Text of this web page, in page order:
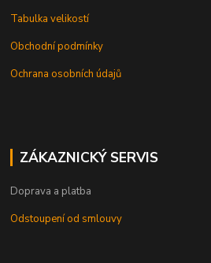
Tabulka velikostí
Obchodní podmínky
Ochrana osobních údajů
ZÁKAZNICKÝ SERVIS
Doprava a platba
Odstoupení od smlouvy